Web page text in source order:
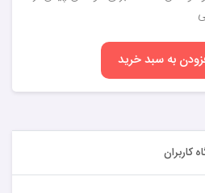
به سبد خرید
کاربران